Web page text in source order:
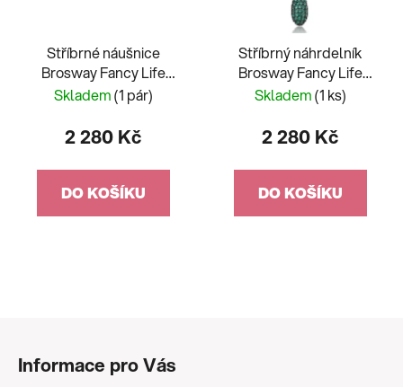
Stříbrné náušnice
Brosway Fancy Life
Green FLG120
Skladem(1 pár)
2 280 Kč
DO KOŠÍKU
Stříbrný náhrdelník
Brosway Fancy Life
Green FLG118
Skladem(1 ks)
2 280 Kč
DO KOŠÍKU
Informace pro Vás